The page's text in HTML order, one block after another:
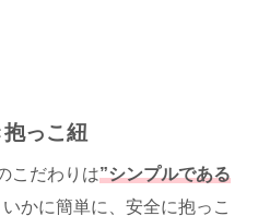
っこ紐
こだわりは”シンプルである
かに簡単に、安全に抱っこ